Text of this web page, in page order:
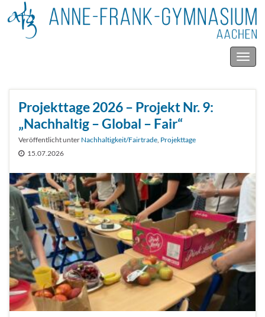
Projekttage 2026 – Projekt Nr. 9:
„Nachhaltig – Global – Fair“
Veröffentlicht unter Nachhaltigkeit/Fairtrade Projekttage
15.07.2026